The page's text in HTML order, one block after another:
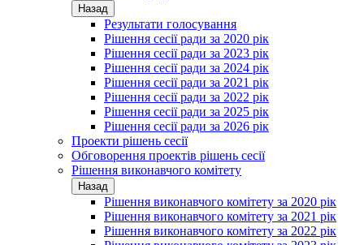
Назад
Результати голосування
Рішення сесії ради за 2020 рік
Рішення сесії ради за 2023 рік
Рішення сесії ради за 2024 рік
Рішення сесії ради за 2021 рік
Рішення сесії ради за 2022 рік
Рішення сесії ради за 2025 рік
Рішення сесії ради за 2026 рік
Проекти рішень сесії
Обговорення проектів рішень сесії
Рішення виконавчого комітету
Назад
Рішення виконавчого комітету за 2020 рік
Рішення виконавчого комітету за 2021 рік
Рішення виконавчого комітету за 2022 рік